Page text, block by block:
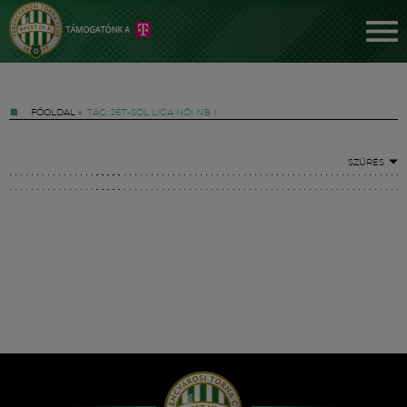
FŐOLDAL » TAG: JET-SOL LIGA NŐI NB I
SZŰRÉS
Hírek